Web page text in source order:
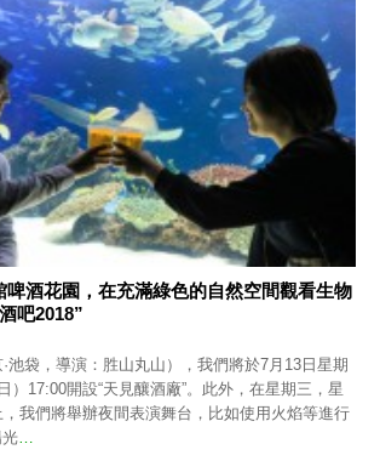
啤酒花園，在充滿綠色的自然空間觀看生物
吧2018”
池袋，導演：胜山丸山），我們將於7月13日星期
）17:00開設“天見釀酒廠”。此外，在星期三，星
我們將舉辦夜間表演舞台，比如使用火焰等進行